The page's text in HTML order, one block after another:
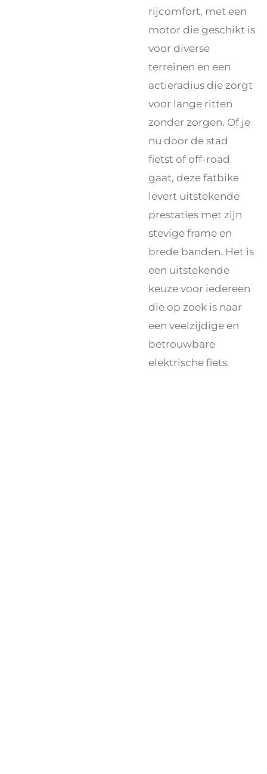
rijcomfort, met een
motor die geschikt is
voor diverse
terreinen en een
actieradius die zorgt
voor lange ritten
zonder zorgen. Of je
nu door de stad
fietst of off-road
gaat, deze fatbike
levert uitstekende
prestaties met zijn
stevige frame en
brede banden. Het is
een uitstekende
keuze voor iedereen
die op zoek is naar
een veelzijdige en
betrouwbare
elektrische fiets.